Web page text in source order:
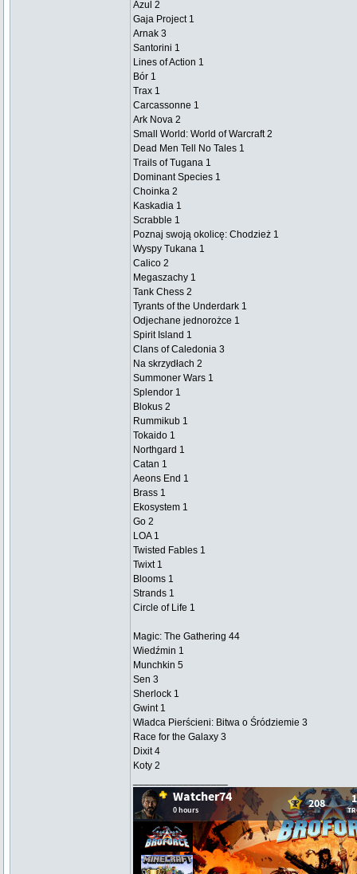
Azul 2
Gaja Project 1
Arnak 3
Santorini 1
Lines of Action 1
Bór 1
Trax 1
Carcassonne 1
Ark Nova 2
Small World: World of Warcraft 2
Dead Men Tell No Tales 1
Trails of Tugana 1
Dominant Species 1
Choinka 2
Kaskadia 1
Scrabble 1
Poznaj swoją okolicę: Chodzież 1
Wyspy Tukana 1
Calico 2
Megaszachy 1
Tank Chess 2
Tyrants of the Underdark 1
Odjechane jednorożce 1
Spirit Island 1
Clans of Caledonia 3
Na skrzydłach 2
Summoner Wars 1
Splendor 1
Blokus 2
Rummikub 1
Tokaido 1
Northgard 1
Catan 1
Aeons End 1
Brass 1
Ekosystem 1
Go 2
LOA 1
Twisted Fables 1
Twixt 1
Blooms 1
Strands 1
Circle of Life 1
Magic: The Gathering 44
Wiedźmin 1
Munchkin 5
Sen 3
Sherlock 1
Gwint 1
Władca Pierścieni: Bitwa o Śródziemie 3
Race for the Galaxy 3
Dixit 4
Koty 2